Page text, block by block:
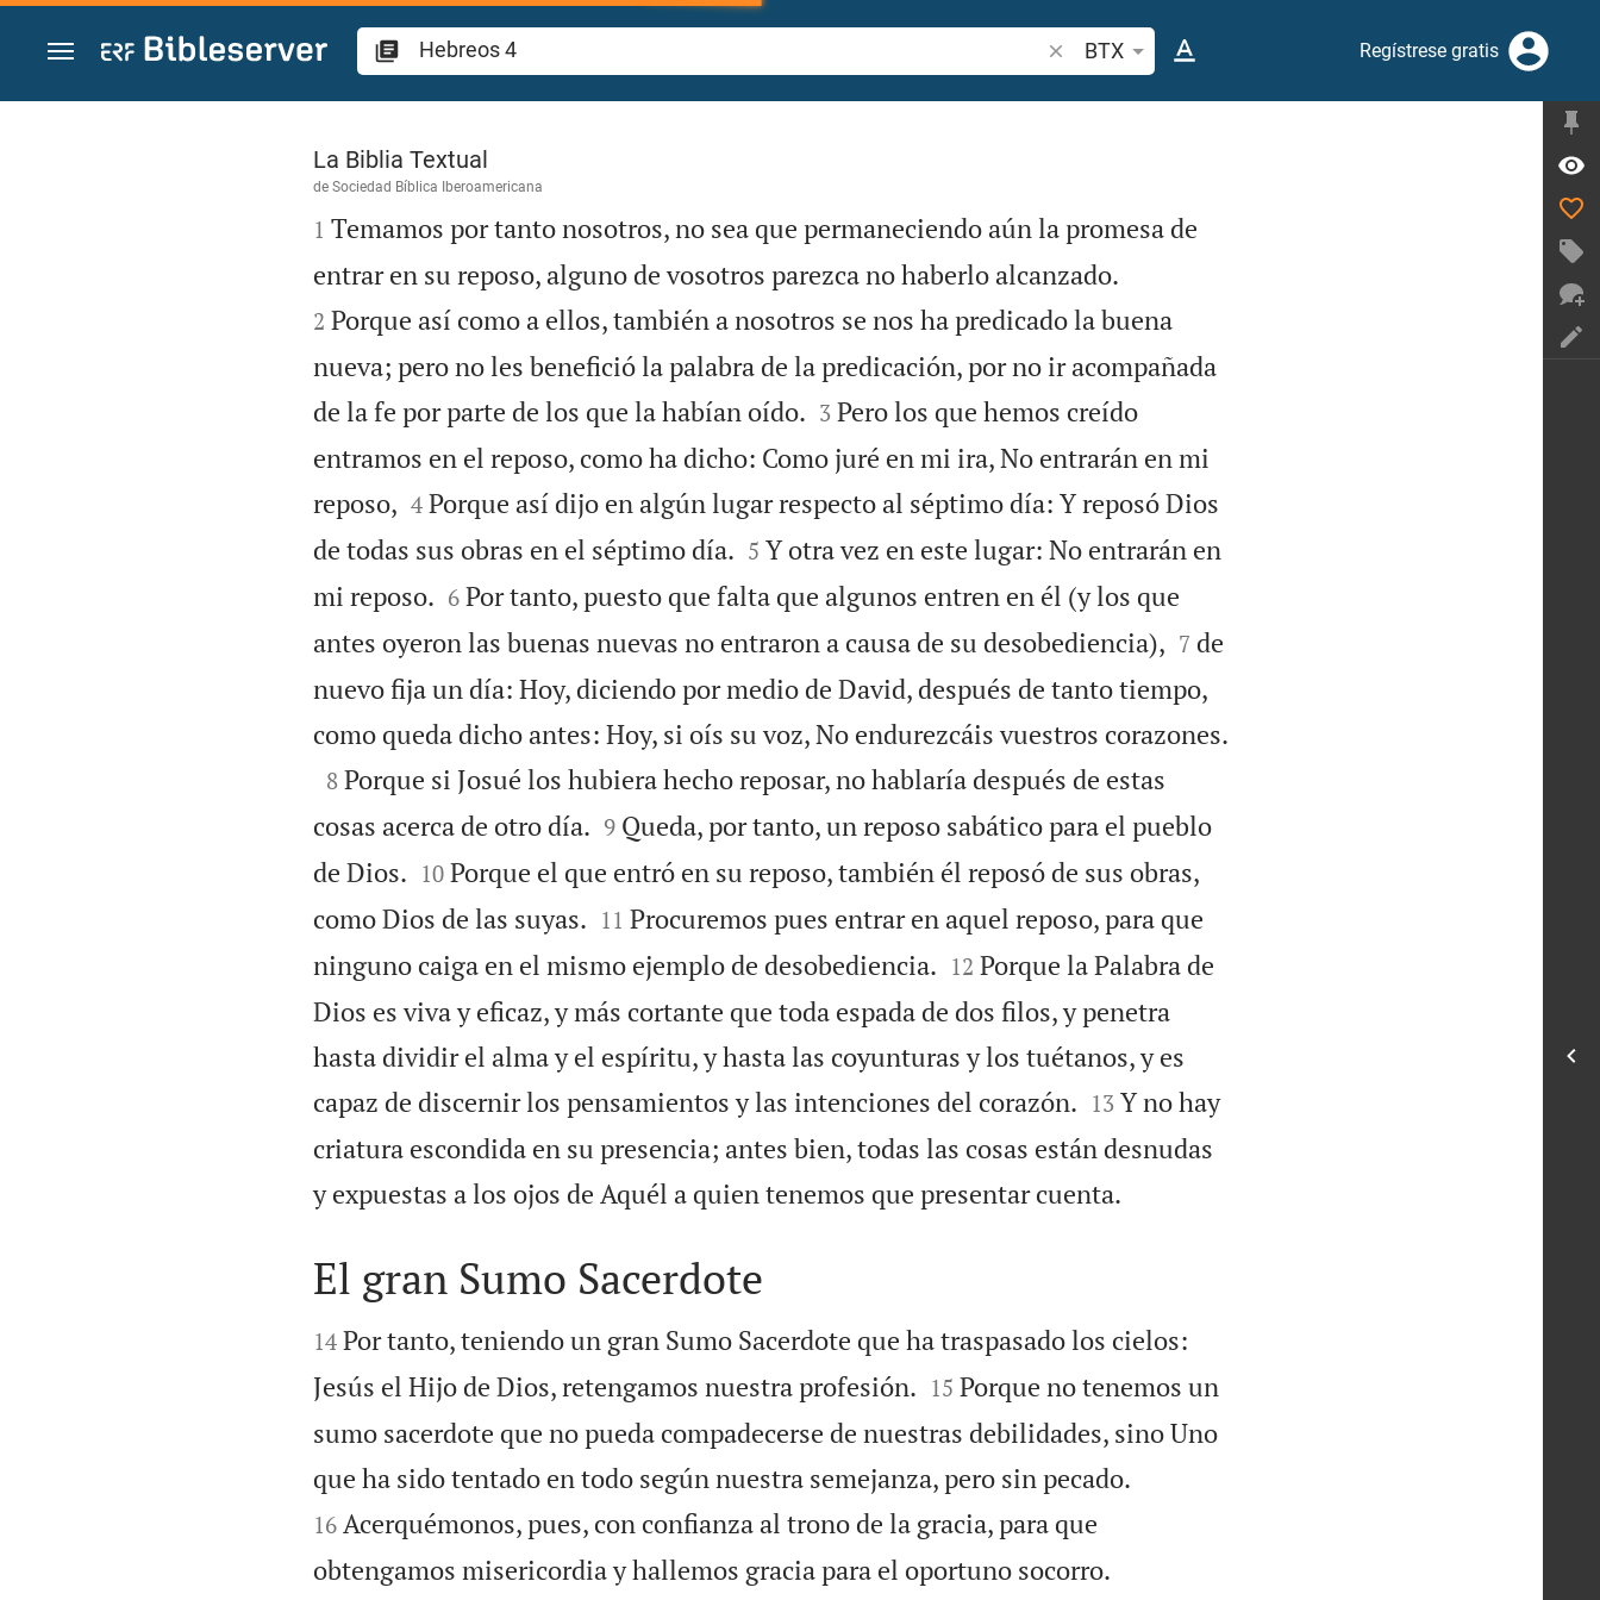
Ir a un contenido
Buscar versículo bíblico o palabra
BTX Regístrese gratis
Hebreos 4
La Biblia Textual
de Sociedad Bíblica Iberoamericana

1 Temamos por tanto nosotros, no sea que permaneciendo aún la promesa de
entrar en su reposo, alguno de vosotros parezca no haberlo alcanzado.
2 Porque así como a ellos, también a nosotros se nos ha predicado la buena
nueva; pero no les benefició la palabra de la predicación, por no ir acompañada
de la fe por parte de los que la habían oído.
3 Pero los que hemos creído
entramos en el reposo, como ha dicho: Como juré en mi ira, No entrarán en mi
reposo,
4 Porque así dijo en algún lugar respecto al séptimo día: Y reposó Dios
de todas sus obras en el séptimo día.
5 Y otra vez en este lugar: No entrarán en
mi reposo.
6 Por tanto, puesto que falta que algunos entren en él (y los que
antes oyeron las buenas nuevas no entraron a causa de su desobediencia),
7 de
nuevo fija un día: Hoy, diciendo por medio de David, después de tanto tiempo,
como queda dicho antes: Hoy, si oís su voz, No endurezcáis vuestros corazones.

8 Porque si Josué los hubiera hecho reposar, no hablaría después de estas
cosas acerca de otro día.
9 Queda, por tanto, un reposo sabático para el pueblo
de Dios.
10 Porque el que entró en su reposo, también él reposó de sus obras,
como Dios de las suyas.
11 Procuremos pues entrar en aquel reposo, para que
ninguno caiga en el mismo ejemplo de desobediencia.
12 Porque la Palabra de
Dios es viva y eficaz, y más cortante que toda espada de dos filos, y penetra
hasta dividir el alma y el espíritu, y hasta las coyunturas y los tuétanos, y es
capaz de discernir los pensamientos y las intenciones del corazón.
13 Y no hay
criatura escondida en su presencia; antes bien, todas las cosas están desnudas
y expuestas a los ojos de Aquél a quien tenemos que presentar cuenta.

El gran Sumo Sacerdote

14 Por tanto, teniendo un gran Sumo Sacerdote que ha traspasado los cielos:
Jesús el Hijo de Dios, retengamos nuestra profesión.
15 Porque no tenemos un
sumo sacerdote que no pueda compadecerse de nuestras debilidades, sino Uno
que ha sido tentado en todo según nuestra semejanza, pero sin pecado.
16 Acerquémonos, pues, con confianza al trono de la gracia, para que
obtengamos misericordia y hallemos gracia para el oportuno socorro.